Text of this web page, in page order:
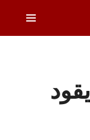
Justin Theroux يقود